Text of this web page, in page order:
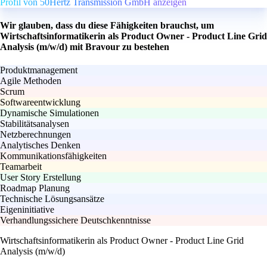
Wir glauben, dass du diese Fähigkeiten brauchst, um
Wirtschaftsinformatikerin als Product Owner - Product Line Grid
Analysis (m/w/d) mit Bravour zu bestehen
Produktmanagement
Agile Methoden
Scrum
Softwareentwicklung
Dynamische Simulationen
Stabilitätsanalysen
Netzberechnungen
Analytisches Denken
Kommunikationsfähigkeiten
Teamarbeit
User Story Erstellung
Roadmap Planung
Technische Lösungsansätze
Eigeninitiative
Verhandlungssichere Deutschkenntnisse
Wirtschaftsinformatikerin als Product Owner - Product Line Grid
Analysis (m/w/d)